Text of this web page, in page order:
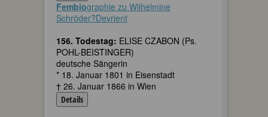
Fembiographie zu Wilhelmine
Schröder?Devrient
156. Todestag: ELISE CZABON (Ps.
POHL-BEISTINGER)
deutsche Sängerin
* 18. Januar 1801 in Eisenstadt
† 26. Januar 1866 in Wien
Details